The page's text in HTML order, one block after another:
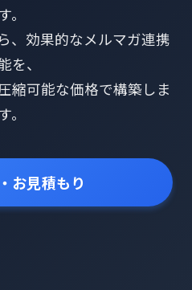
す。
、効果的なメルマガ連携
を、
縮可能な価格で構築しま
す。
お見積もり